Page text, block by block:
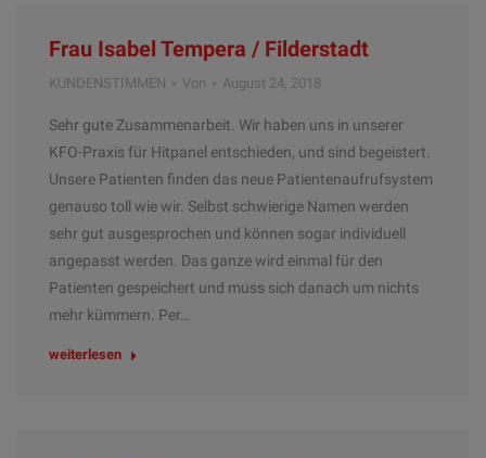
Frau Isabel Tempera / Filderstadt
KUNDENSTIMMEN Von August 24, 2018
Sehr gute Zusammenarbeit. Wir haben uns in unserer
KFO-Praxis für Hitpanel entschieden, und sind begeistert.
Unsere Patienten finden das neue Patientenaufrufsystem
genauso toll wie wir. Selbst schwierige Namen werden
sehr gut ausgesprochen und können sogar individuell
angepasst werden. Das ganze wird einmal für den
Patienten gespeichert und muss sich danach um nichts
mehr kümmern. Per…
weiterlesen